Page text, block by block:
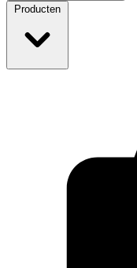
Producten